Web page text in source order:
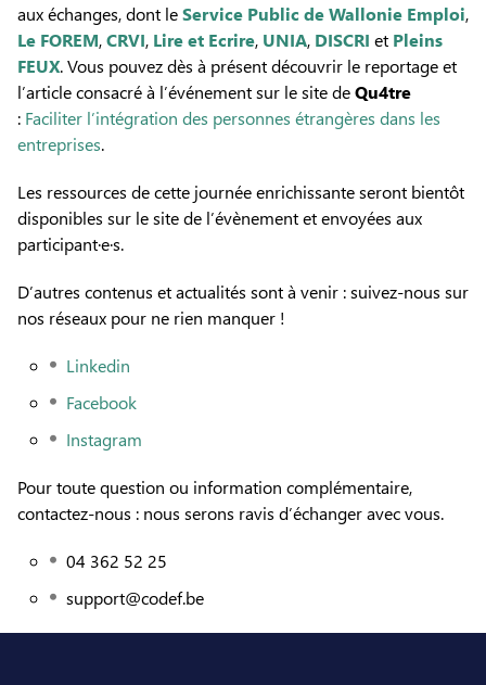
aux échanges, dont leService Public de Wallonie Emploi,
Le FOREM,CRVI, Lire et Ecrire, UNIA, DISCRI et Pleins
FEUX. Vous pouvez dès à présent découvrir le reportage et
l’article consacré à l’événement sur le site deQu4tre
: Faciliter l’intégration des personnes étrangères dans les
entreprises.
Les ressources de cette journée enrichissante seront bientôt
disponibles sur le site de l’évènement et envoyées aux
participant·e·s.
D’autres contenus et actualités sont à venir : suivez-nous sur
nos réseaux pour ne rien manquer !
Linkedin
Facebook
Instagram
Pour toute question ou information complémentaire,
contactez-nous : nous serons ravis d’échanger avec vous.
04 362 52 25
support@codef.be